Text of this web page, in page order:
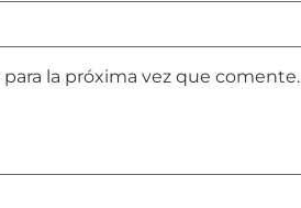
la próxima vez que comente.